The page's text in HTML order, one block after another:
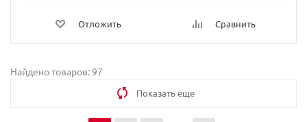
Отложить Сравнить
Найдено товаров: 97
Показать еще